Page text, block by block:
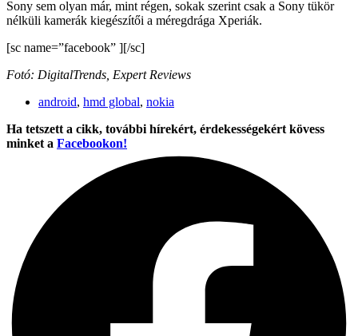
Sony sem olyan már, mint régen, sokak szerint csak a Sony tükör
nélküli kamerák kiegészítői a méregdrága Xperiák.
[sc name=”facebook” ][/sc]
Fotó: DigitalTrends, Expert Reviews
android, hmd global, nokia
Ha tetszett a cikk, további hírekért, érdekességekért kövess
minket a Facebookon!